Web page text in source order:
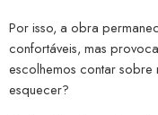
Por isso, a obra
confortáveis, mas
escolhemos contar sobre
esquecer?